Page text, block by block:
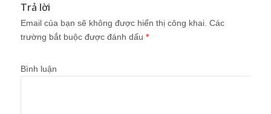
Trả lời
Email của bạn sẽ không được hiển thị công khai. Các
trường bắt buộc được đánh dấu *
Bình luận